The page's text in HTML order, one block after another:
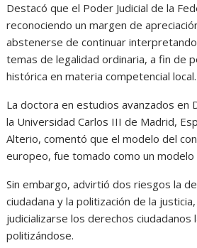
Destacó que el Poder Judicial de la
reconociendo un margen de
abstenerse de continuar
temas de legalidad ordinaria, a fin de
histórica en materia competencial local.
La doctora en estudios avanzados en
la Universidad Carlos III de Madrid,
Alterio, comentó que el modelo del
europeo, fue tomado como un modelo
Sin embargo, advirtió dos riesgos la
ciudadana y la politización de la
judicializarse los derechos ciudadanos
politizándose.